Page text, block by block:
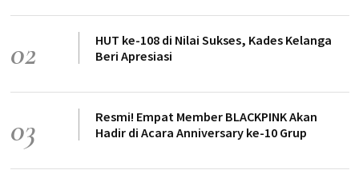
02
HUT ke-108 di Nilai Sukses, Kades Kelanga
Beri Apresiasi
03
Resmi! Empat Member BLACKPINK Akan
Hadir di Acara Anniversary ke-10 Grup